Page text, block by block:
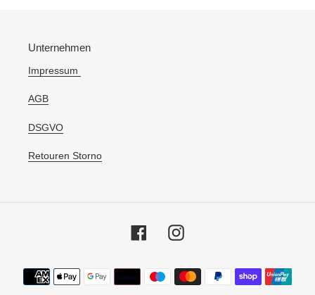
Unternehmen
Impressum
AGB
DSGVO
Retouren Storno
FacebookInstagram
Zahlungsmethoden